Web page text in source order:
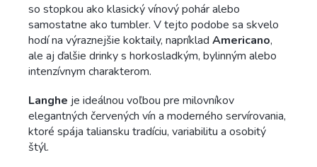
so stopkou ako klasický vínový pohár alebo
samostatne ako tumbler. V tejto podobe sa skvelo
hodí na výraznejšie koktaily, napríklad Americano,
ale aj ďalšie drinky s horkosladkým, bylinným alebo
intenzívnym charakterom.
Langhe je ideálnou voľbou pre milovníkov
elegantných červených vín a moderného servírovania,
ktoré spája taliansku tradíciu, variabilitu a osobitý
štýl.